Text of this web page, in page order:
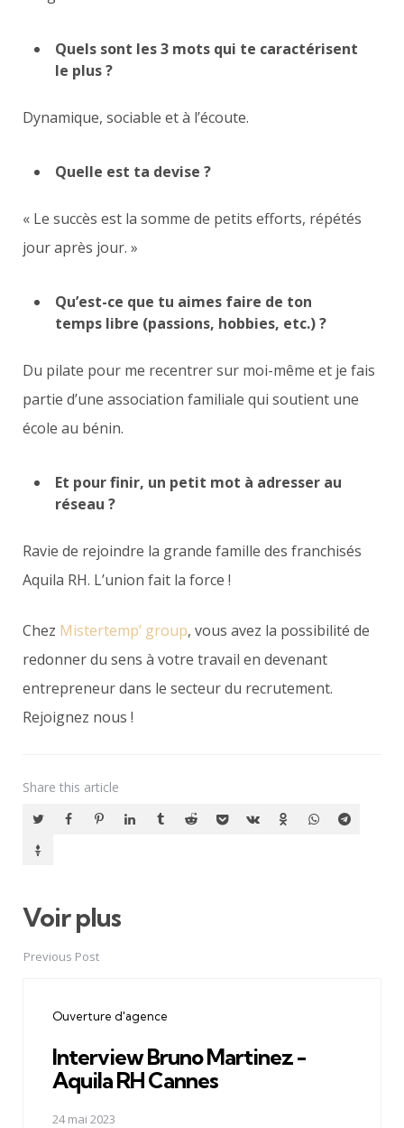
Quels sont les 3 mots qui te caractérisent
le plus ?
Dynamique, sociable et à l’écoute.
Quelle est ta devise ?
« Le succès est la somme de petits efforts, répétés
jour après jour. »
Qu’est-ce que tu aimes faire de ton
temps libre (passions, hobbies, etc.) ?
Du pilate pour me recentrer sur moi-même et je fais
partie d’une association familiale qui soutient une
école au bénin.
Et pour finir, un petit mot à adresser au
réseau ?
Ravie de rejoindre la grande famille des franchisés
Aquila RH. L’union fait la force !
Chez Mistertemp’ group, vous avez la possibilité de
redonner du sens à votre travail en devenant
entrepreneur dans le secteur du recrutement.
Rejoignez nous !
Share this article
Voir plus
Post
navigation
Previous Post
Ouverture d'agence
Interview Bruno Martinez -
Aquila RH Cannes
24 mai 2023